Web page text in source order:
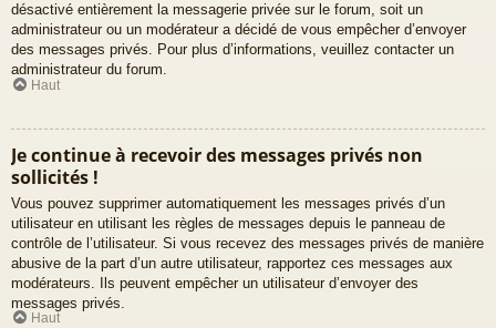
désactivé entièrement la messagerie privée sur le forum, soit un
administrateur ou un modérateur a décidé de vous empêcher d’envoyer
des messages privés. Pour plus d’informations, veuillez contacter un
administrateur du forum.
Haut
Je continue à recevoir des messages privés non
sollicités !
Vous pouvez supprimer automatiquement les messages privés d’un
utilisateur en utilisant les règles de messages depuis le panneau de
contrôle de l’utilisateur. Si vous recevez des messages privés de manière
abusive de la part d’un autre utilisateur, rapportez ces messages aux
modérateurs. Ils peuvent empêcher un utilisateur d’envoyer des
messages privés.
Haut